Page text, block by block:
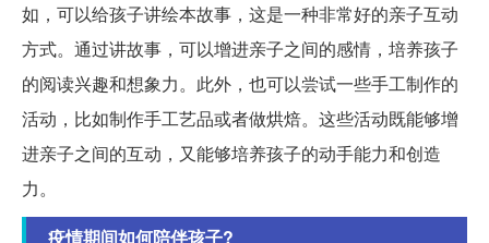
如，可以给孩子讲绘本故事，这是一种非常好的亲子互动
方式。通过讲故事，可以增进亲子之间的感情，培养孩子
的阅读兴趣和想象力。此外，也可以尝试一些手工制作的
活动，比如制作手工艺品或者做烘焙。这些活动既能够增
进亲子之间的互动，又能够培养孩子的动手能力和创造
力。
疫情期间如何陪伴孩子?